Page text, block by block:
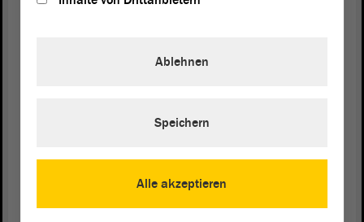
Willingmann. Ich habe es aus diesem
Zu den beiden kleineren Punkten in unserem
erreichen mich immer wieder Klagen, dass es
problematisch sei, wenn sich die Abstandsflächen
Alle akzeptieren
Ablehnen
Speichern